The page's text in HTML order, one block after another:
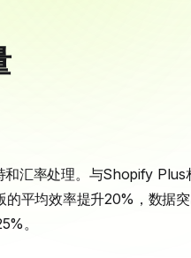
汇率处理。与Shopify Plus
平均效率提升20%，数据
。